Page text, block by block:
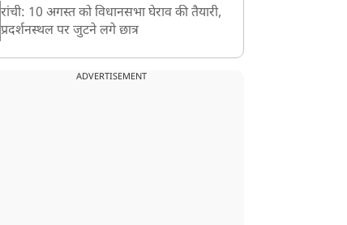
रांची: 10 अगस्त को विधानसभा घेराव की तैयारी,
प्रदर्शनस्थल पर जुटने लगे छात्र
ADVERTISEMENT